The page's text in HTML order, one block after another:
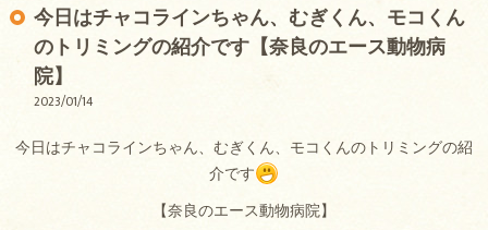
今日はチャコラインちゃん、むぎくん、モコくん
のトリミングの紹介です【奈良のエース動物病
院】
2023/01/14
今日はチャコラインちゃん、むぎくん、モコくんのトリミングの紹
介です
【奈良のエース動物病院】